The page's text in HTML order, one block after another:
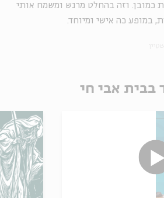
כמובן. וזה בהחלט מרגש ומשמח אותי
בבית אבי חי